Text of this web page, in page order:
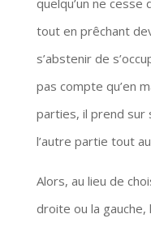
quelqu’un ne
tout en prêchant
s’abstenir de
pas compte qu’en
parties, il prend sur
l’autre partie tout
Alors, au lieu de
droite ou la